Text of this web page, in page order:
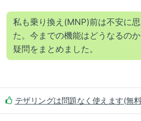
私も乗り換え(MNP)前は不安に
た。今までの機能はどうなるの
疑問をまとめました。
テザリングは問題なく使えます(無